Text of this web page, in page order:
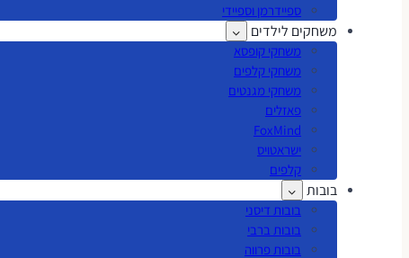
ספיידרמן וספיידי
משחקים לילדים
משחקי קופסא
משחקי קלפים
משחקי מגנטים
פאזלים
FoxMind
ישראטויס
קלפים
בובות
בובות דיסני
בובות ברבי
בובות פרווה